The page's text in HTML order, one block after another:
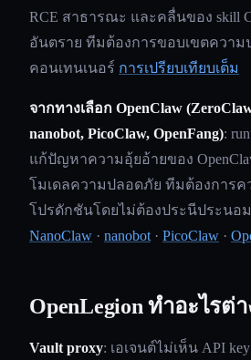
RCE สาธารณะ และคลื่นของ skill
อันตราย ทีมต้องการขอบเขตความ
คอนเทนเนอร์ การเปรียบเทียบเต็ม
จากทางเลือก OpenClaw
nanobot, PicoClaw, OpenFang):
แก้ปัญหาความอุ้ยอ้ายของ
โมเดลความปลอดภัย ทีมต้องการ
โปรดักชันโดยไม่ต้องประนีประนอม
NanoClaw · nanobot · PicoClaw ·
OpenLegion ทำอะไรต่
Vault proxy: เอเจนต์ไม่เห็น API